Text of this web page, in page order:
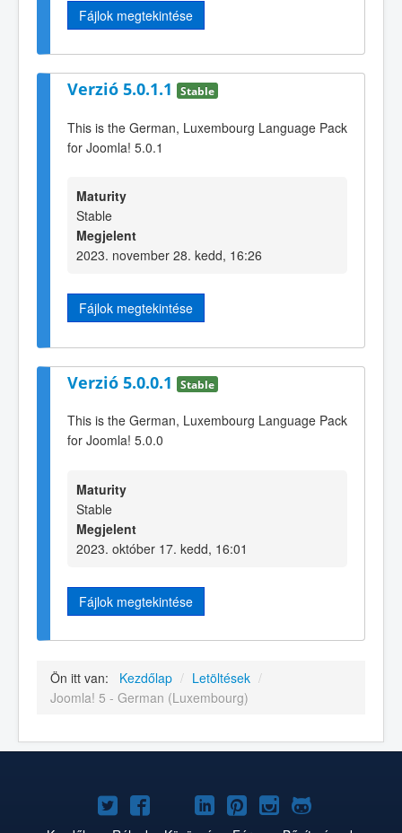
Fájlok megtekintése
Verzió 5.0.1.1 Stable
This is the German, Luxembourg Language Pack
for Joomla! 5.0.1
Maturity
Stable
Megjelent
2023. november 28. kedd, 16:26
Fájlok megtekintése
Verzió 5.0.0.1 Stable
This is the German, Luxembourg Language Pack
for Joomla! 5.0.0
Maturity
Stable
Megjelent
2023. október 17. kedd, 16:01
Fájlok megtekintése
Ön itt van: Kezdőlap / Letöltések /
Joomla! 5 - German (Luxembourg)
Joomla!Joomla!Joomla!
Joomla!Joomla!
Joomla!Joomla!